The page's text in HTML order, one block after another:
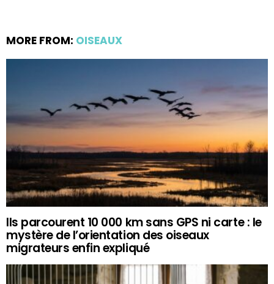
MORE FROM: OISEAUX
Ils parcourent 10 000 km sans GPS ni carte : le
mystère de l’orientation des oiseaux
migrateurs enfin expliqué